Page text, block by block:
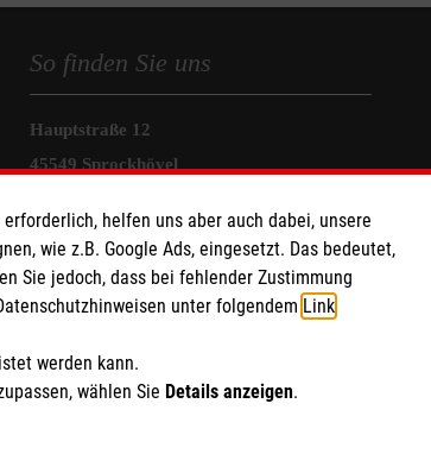
So finden Sie uns
Hauptstraße 12
45549 Sprockhövel
info.sprockhoevel@malteser.org
helfen uns aber auch dabei, unsere
wie z.B. Google Ads, eingesetzt. Das bedeutet,
Sie jedoch, dass bei fehlender Zustimmung
unter folgendem Link
werden kann.
wählen Sie Details anzeigen.